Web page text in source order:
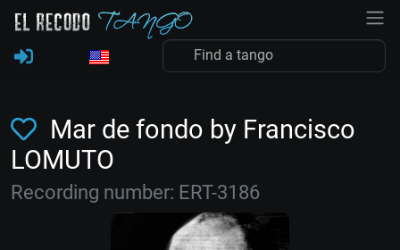
Mar de fondo by Francisco
LOMUTO
Recording number: ERT-3186